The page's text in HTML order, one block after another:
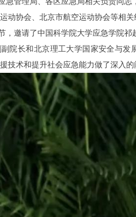
动协会、北京市航空运动协会等相
，邀请了中国科学院大学应急学院
院长和北京理工大学国家安全与
技术和提升社会应急能力做了深入